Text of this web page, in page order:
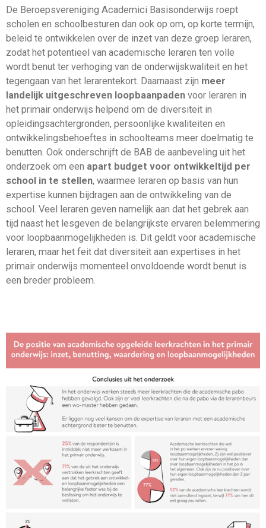
De Beroepsvereniging Academici Basisonderwijs roept
scholen en schoolbesturen dan ook op om, op korte termijn,
beleid te ontwikkelen over de inzet van deze groep leraren,
zodat het potentieel van academische leraren ten volle
wordt benut ter verhoging van de onderwijskwaliteit en het
tegengaan van het lerarentekort. Daarnaast zijn meer
landelijk uitgeschreven loopbaanpaden voor leraren in
het primair onderwijs helpend om de diversiteit in
opleidingsachtergronden, persoonlijke kwaliteiten en
ontwikkelingsbehoeftes in schoolteams meer doelmatig te
benutten. Ook onderschrijft de BAB de aanbeveling uit het
onderzoek om een apart budget voor ontwikkeltijd per
school in te stellen, waarmee leraren op basis van hun
expertise kunnen bijdragen aan de ontwikkeling van de
school. Veel leraren geven namelijk aan dat het gebrek aan
tijd naast het lesgeven de belangrijkste ervaren belemmering
voor loopbaanmogelijkheden is. Dit geldt voor academische
leraren, maar het feit dat diversiteit aan expertises in het
primair onderwijs momenteel onvoldoende wordt benut is
een breder probleem.